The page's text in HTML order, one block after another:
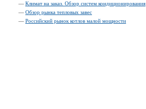
— Климат на заказ. Обзор систем кондиционирования
— Обзор рынка тепловых завес
— Российский рынок котлов малой мощности